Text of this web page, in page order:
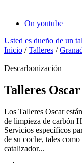
On youtube
Usted es dueño de un
Inicio /Talleres /
Descarbonización
Talleres
Los Talleres Oscar
de limpieza de carbón
Servicios específicos
de su coche, tales
catalizador...